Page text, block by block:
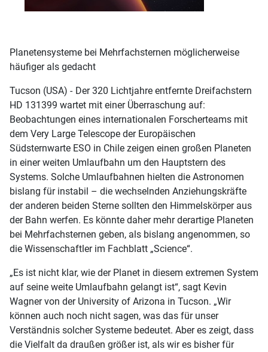
Planetensysteme bei Mehrfachsternen möglicherweise
häufiger als gedacht
Tucson (USA) - Der 320 Lichtjahre entfernte Dreifachstern
HD 131399 wartet mit einer Überraschung auf:
Beobachtungen eines internationalen Forscherteams mit
dem Very Large Telescope der Europäischen
Südsternwarte ESO in Chile zeigen einen großen Planeten
in einer weiten Umlaufbahn um den Hauptstern des
Systems. Solche Umlaufbahnen hielten die Astronomen
bislang für instabil – die wechselnden Anziehungskräfte
der anderen beiden Sterne sollten den Himmelskörper aus
der Bahn werfen. Es könnte daher mehr derartige Planeten
bei Mehrfachsternen geben, als bislang angenommen, so
die Wissenschaftler im Fachblatt „Science“.
„Es ist nicht klar, wie der Planet in diesem extremen System
auf seine weite Umlaufbahn gelangt ist“, sagt Kevin
Wagner von der University of Arizona in Tucson. „Wir
können auch noch nicht sagen, was das für unser
Verständnis solcher Systeme bedeutet. Aber es zeigt, dass
die Vielfalt da draußen größer ist, als wir es bisher für